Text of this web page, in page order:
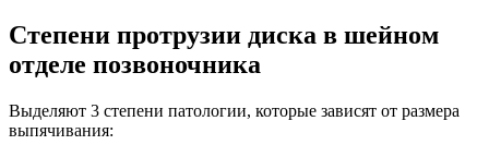
Степени протрузии диска в шейном
отделе позвоночника
Выделяют 3 степени патологии, которые зависят от размера
выпячивания: